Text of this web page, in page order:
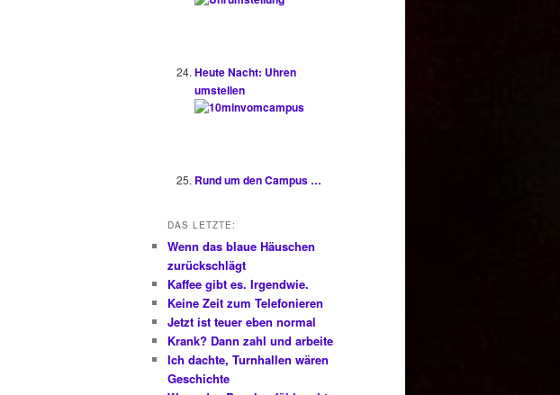
Heute Nacht: Uhren
umstellen
Rund um den Campus …
DAS LETZTE:
Wenn das blaue Häuschen
zurückschlägt
Kaffee gibt es. Irgendwie.
Keine Zeit zum Telefonieren
Jetzt ist teuer eben normal
Krank? Dann zahl und arbeite
Ich dachte, Turnhallen wären
Geschichte